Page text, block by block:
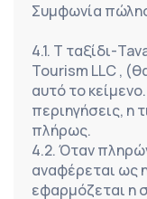
Συμφωνία
4.1. Τ ταξίδι-
Tourism LLC ,
αυτό το
περιηγήσεις, η
πλήρως.
4.2. Όταν
αναφέρεται ως
εφαρμόζεται η